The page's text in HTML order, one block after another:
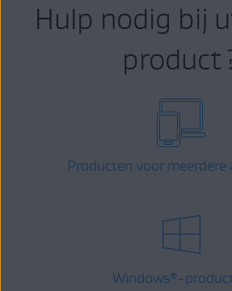
Hulp nodig bij
product
Producten voor meerdere
Windows® -